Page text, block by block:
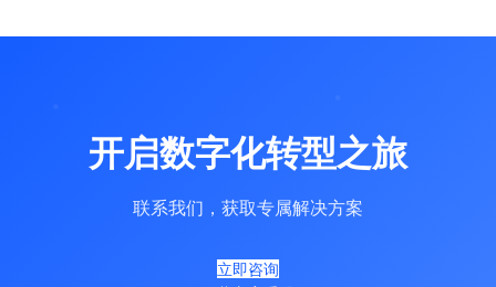
开启数字化转型之旅
联系我们，获取专属解决方案
立即咨询